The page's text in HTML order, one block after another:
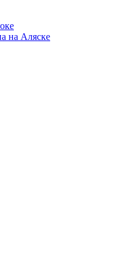
на Аляске